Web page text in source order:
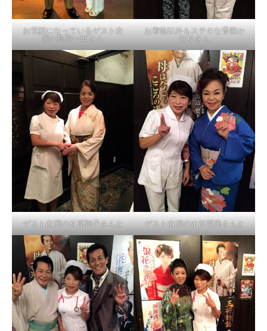
お世話になっているゲスト出
演の鳥羽一郎さん
お着物以外もステキな香西か
おりさん
ゲスト出演の石原詢子さんと ゲスト出演の水沢明美さんと